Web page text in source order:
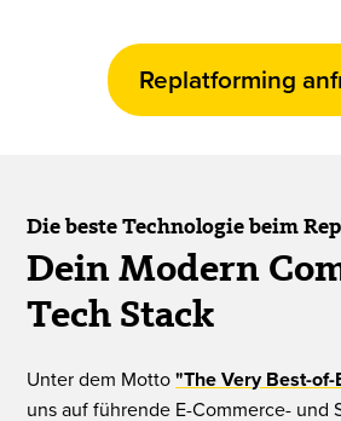
Replatforming
Die beste Technologie beim
Dein Modern
Tech Stack
Unter dem Motto"The Very Best-
uns auf führende E-Commerce- und